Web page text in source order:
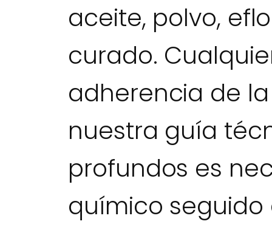
aceite, polvo,
curado.
adherencia de
nuestra guía
profundos es
químico